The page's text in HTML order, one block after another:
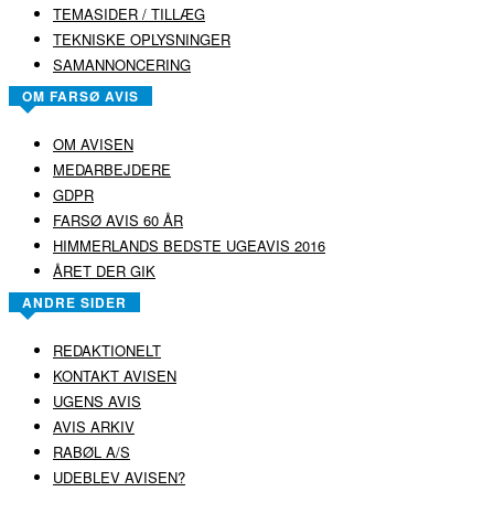
TEMASIDER / TILLÆG
TEKNISKE OPLYSNINGER
SAMANNONCERING
OM FARSØ AVIS
OM AVISEN
MEDARBEJDERE
GDPR
FARSØ AVIS 60 ÅR
HIMMERLANDS BEDSTE UGEAVIS 2016
ÅRET DER GIK
ANDRE SIDER
REDAKTIONELT
KONTAKT AVISEN
UGENS AVIS
AVIS ARKIV
RABØL A/S
UDEBLEV AVISEN?